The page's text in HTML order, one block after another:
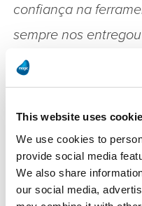
This website uses
We use cookies to
provide social media
We also share
our social media,
confiança na
sempre nos
desde quando eu
empresa aqui da
Acabamos criando
desenvolvedores
temos planos de
inovação para